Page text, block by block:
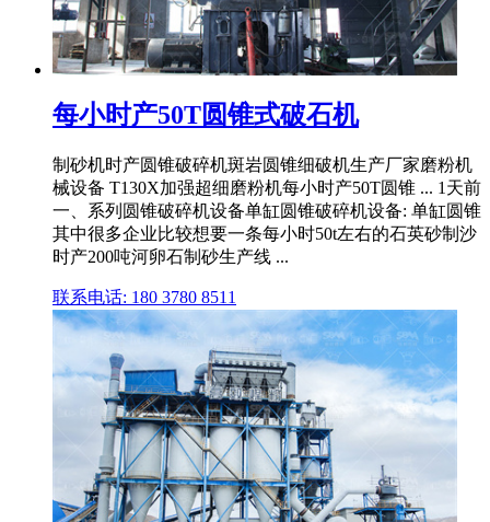
每小时产50T圆锥式破石机
制砂机时产圆锥破碎机斑岩圆锥细破机生产厂家磨粉机
械设备 T130X加强超细磨粉机每小时产50T圆锥 ... 1天前
一、系列圆锥破碎机设备单缸圆锥破碎机设备: 单缸圆锥
其中很多企业比较想要一条每小时50t左右的石英砂制沙
时产200吨河卵石制砂生产线 ...
联系电话: 180 3780 8511